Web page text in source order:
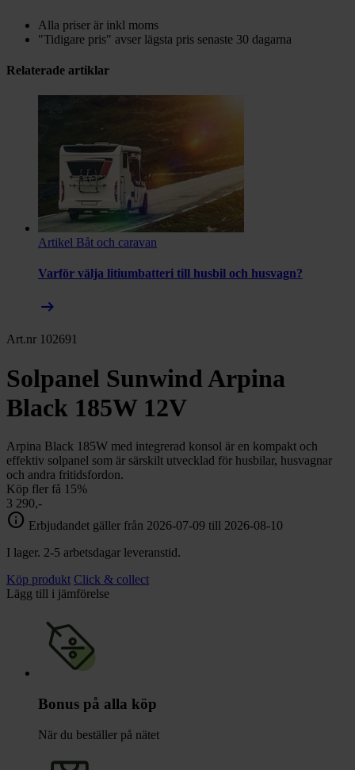
Alla priser är inkl moms
"Tidigare pris" avser lägsta pris senaste 30 dagarna
Relaterade artiklar
Artikel Båt och caravan
Varför välja litiumbatteri till husbil och husvagn?
arrow_right_alt
Art.nr 102691
Solpanel Sunwind Arpina
Black 185W 12V
Arpina Black 185W med integrerad konsol är en kompakt och
effektiv solpanel som är särskilt utvecklad för husbilar, husvagnar
och andra fritidsfordon.
Köp fler få 15%
3 290,-
info Erbjudandet gäller från 2026-07-09 till 2026-08-10
I lager. 2-5 arbetsdagar leveranstid.
Köp produkt Click & collect
Lägg till i jämförelse
Bonus på alla köp
När du beställer på nätet